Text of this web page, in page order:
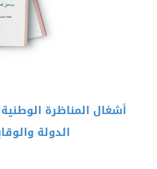
أشغال المناظرة
الدولة